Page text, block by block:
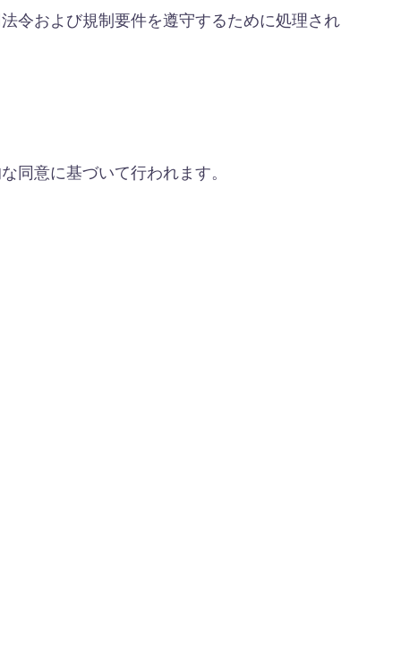
令および規制要件を遵守するために処理され
同意に基づいて行われます。